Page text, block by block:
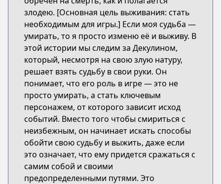
злодею. [Основная цель выживания: стать
необходимым для игры.] Если моя судьба —
умирать, то я просто изменю её и выживу. В
этой истории мы следим за Декулином,
который, несмотря на свою злую натуру,
решает взять судьбу в свои руки. Он
понимает, что его роль в игре — это не
просто умирать, а стать ключевым
персонажем, от которого зависит исход
событий. Вместо того чтобы смириться с
неизбежным, он начинает искать способы
обойти свою судьбу и выжить, даже если
это означает, что ему придется сражаться с
самим собой и своими
предопределенными путями. Это